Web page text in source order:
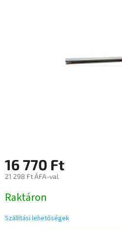
16 770 Ft
21 298 Ft ÁFA-val
Raktáron
Szállítási lehetőségek